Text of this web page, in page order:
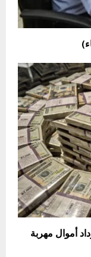
أموال مهربة